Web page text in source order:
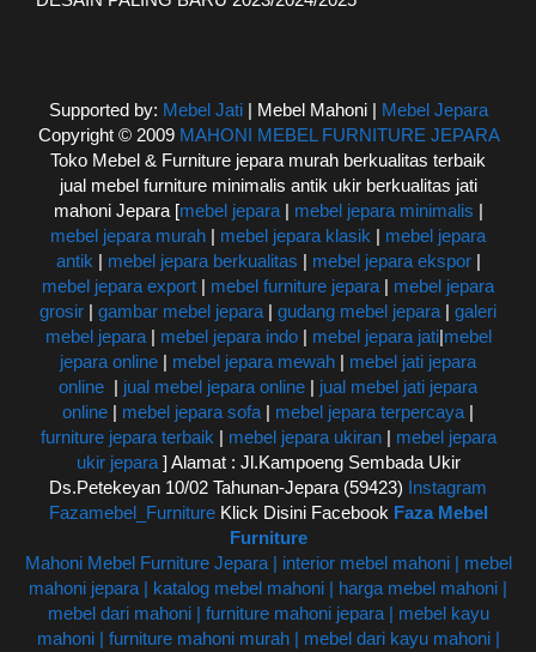
Supported by: Mebel Jati| Mebel Mahoni | Mebel Jepara
Copyright © 2009 MAHONI MEBEL FURNITURE JEPARA
Toko Mebel & Furniture jepara murah berkualitas terbaik
jual mebel furniture minimalis antik ukir berkualitas jati
mahoni Jepara [mebel jepara| mebel jepara minimalis |
mebel jepara murah | mebel jepara klasik | mebel jepara
antik | mebel jepara berkualitas | mebel jepara ekspor|
mebel jepara export | mebel furniture jepara | mebel jepara
grosir | gambar mebel jepara | gudang mebel jepara | galeri
mebel jepara| mebel jepara indo| mebel jepara jati|mebel
jepara online | mebel jepara mewah | mebel jati jepara
online | jual mebel jepara online | jual mebel jati jepara
online | mebel jepara sofa | mebel jepara terpercaya |
furniture jepara terbaik | mebel jepara ukiran| mebel jepara
ukir jepara ] Alamat : Jl.Kampoeng Sembada Ukir
Ds.Petekeyan 10/02 Tahunan-Jepara (59423) Instagram
Fazamebel_FurnitureKlick Disini Facebook Faza Mebel
Furniture
Mahoni Mebel Furniture Jepara | interior mebel mahoni | mebel
mahoni jepara | katalog mebel mahoni | harga mebel mahoni |
mebel dari mahoni | furniture mahoni jepara | mebel kayu
mahoni | furniture mahoni murah | mebel dari kayu mahoni |